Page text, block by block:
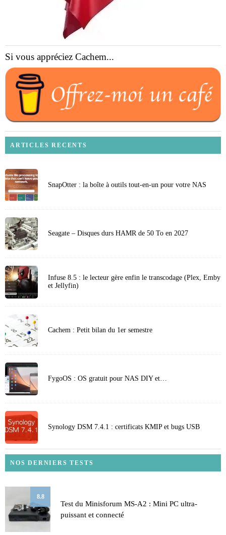
Si vous appréciez Cachem...
ARTICLES RECENTS
SnapOtter : la boîte à outils tout-en-un pour votre NAS
Seagate – Disques durs HAMR de 50 To en 2027
Infuse 8.5 : le lecteur gère enfin le transcodage (Plex, Emby
et Jellyfin)
Cachem : Petit bilan du 1er semestre
FygoOS : OS gratuit pour NAS DIY et…
Synology DSM 7.4.1 : certificats KMIP et bugs USB
NOS DERNIERS TESTS
8.8
Test du Minisforum MS-A2 : Mini PC ultra-
puissant et connecté